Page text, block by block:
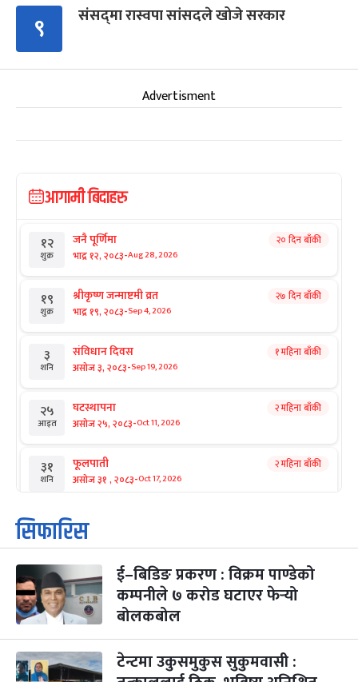
९ संसद्‍मा रास्वपा सांसदले खोजे सरकार
Advertisment
आगामी बिदाहरु
१२
शुक्र
जनै पूर्णिमा
भाद्र १२, २०८३-Aug 28, 2026
२० दिन बाँकी
१९
शुक्र
श्रीकृष्ण जन्माष्टमी व्रत
भाद्र १९, २०८३-Sep 4, 2026
२७ दिन बाँकी
३
शनि
संविधान दिवस
असोज ३, २०८३-Sep 19, 2026
१ महिना बाँकी
२५
आइत
घटस्थापना
असोज २५, २०८३-Oct 11, 2026
२ महिना बाँकी
३१
शनि
फूलपाती
असोज ३१ , २०८३-Oct 17, 2026
२ महिना बाँकी
१
आइत
कार्तिक सङ्क्रान्ति
कार्तिक १, २०८३
३
मंगल
महानवमी
कार्तिक ३, २०८३-Oct 20, 2026
२ महिना बाँकी
४
सिफारिस
ई–बिडिङ प्रकरण : विक्रम पाण्डेको
कम्पनीले ७ करोड घटाएर फेर्‍यो
बोलकबोल
टेन्टमा उकुसमुकुस सुकुमवासी :